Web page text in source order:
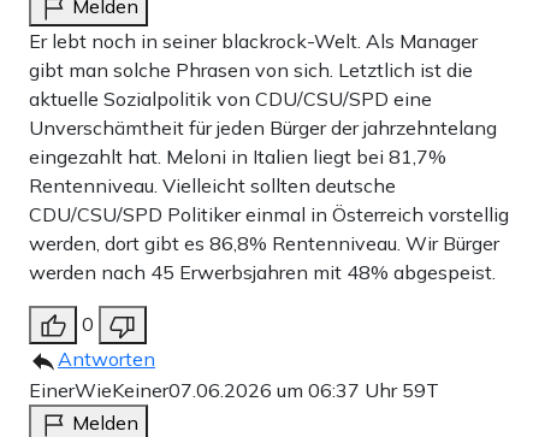
Melden
Er lebt noch in seiner blackrock-Welt. Als Manager
gibt man solche Phrasen von sich. Letztlich ist die
aktuelle Sozialpolitik von CDU/CSU/SPD eine
Unverschämtheit für jeden Bürger der jahrzehntelang
eingezahlt hat. Meloni in Italien liegt bei 81,7%
Rentenniveau. Vielleicht sollten deutsche
CDU/CSU/SPD Politiker einmal in Österreich vorstellig
werden, dort gibt es 86,8% Rentenniveau. Wir Bürger
werden nach 45 Erwerbsjahren mit 48% abgespeist.
0
Antworten
EinerWieKeiner07.06.2026 um 06:37 Uhr 59T
Melden